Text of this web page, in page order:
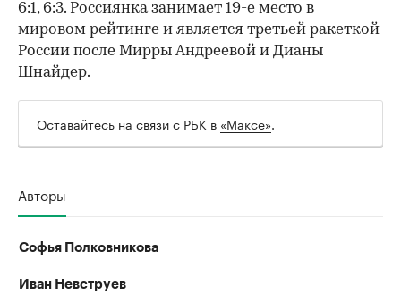
6:1, 6:3. Россиянка занимает 19-е место в
мировом рейтинге и является третьей ракеткой
России после Мирры Андреевой и Дианы
Шнайдер.
Оставайтесь на связи с РБК в «Максе».
Авторы
Софья Полковникова
Иван Невструев